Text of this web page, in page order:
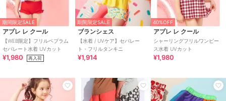
期間限定SALE
アプレ レ クール
【WEB限定】フリルペプラム
セパレート水着 UVカット
¥1,980 再入荷
期間限定SALE
ブランシェス
【水着 / UVケア】セパレー
ト・フリルタンキニ
¥1,914
40%OFF
アプレ レ クール
シャーリングフリルワンピー
ス水着 UVカット
¥1,980